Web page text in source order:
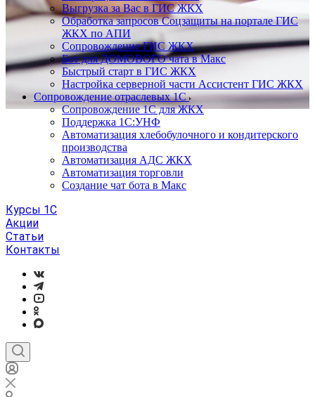
Выгрузка за Вас в ГИС ЖКХ
Обработка запросов Соцзащиты на портале ГИС
ЖКХ по АПИ
Сопровождение ГИС ЖКХ
Бот для ДОМОВОГО чата в Макс
Быстрый старт в ГИС ЖКХ
Настройка серверной части Ассистент ГИС ЖКХ
Сопровождение отраслевых 1С
Сопровождение 1С для ЖКХ
Поддержка 1С:УНФ
Автоматизация хлебобулочного и кондитерского
производства
Автоматизация АДС ЖКХ
Автоматизация торговли
Создание чат бота в Макс
Курсы 1С
Акции
Статьи
Контакты